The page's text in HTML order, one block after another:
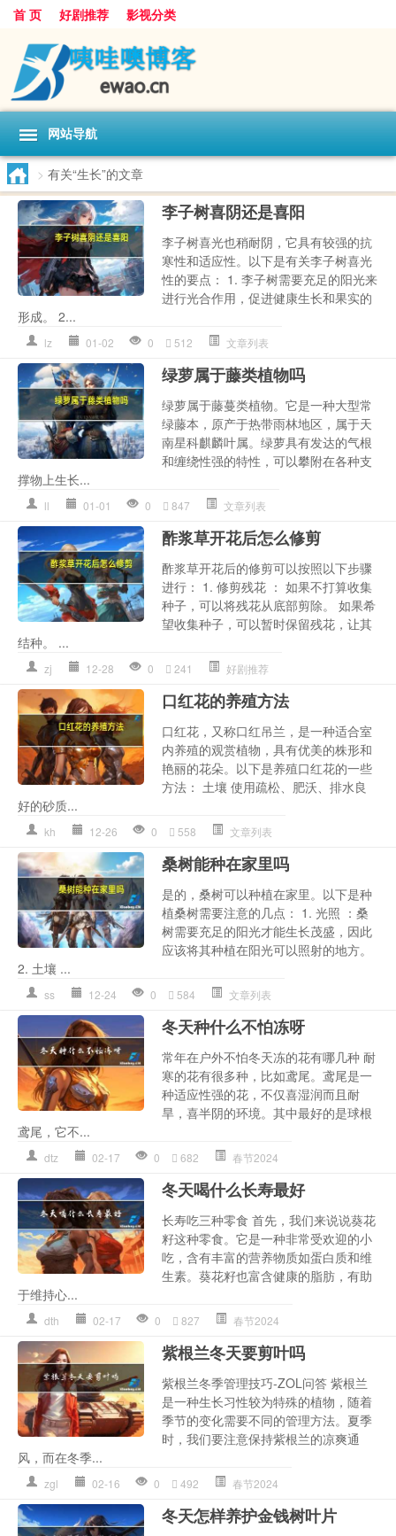
首 页 好剧推荐 影视分类
网站导航
> 有关“生长”的文章
李子树喜阴还是喜阳
李子树喜光也稍耐阴，它具有较强的抗
寒性和适应性。以下是有关李子树喜光
性的要点： 1. 李子树需要充足的阳光来
进行光合作用，促进健康生长和果实的
形成。 2...
lz 01-02 0 512 文章列表
绿萝属于藤类植物吗
绿萝属于藤蔓类植物。它是一种大型常
绿藤本，原产于热带雨林地区，属于天
南星科麒麟叶属。绿萝具有发达的气根
和缠绕性强的特性，可以攀附在各种支
撑物上生长...
ll 01-01 0 847 文章列表
酢浆草开花后怎么修剪
酢浆草开花后的修剪可以按照以下步骤
进行： 1. 修剪残花 ： 如果不打算收集
种子，可以将残花从底部剪除。 如果希
望收集种子，可以暂时保留残花，让其
结种。 ...
zj 12-28 0 241 好剧推荐
口红花的养殖方法
口红花，又称口红吊兰，是一种适合室
内养殖的观赏植物，具有优美的株形和
艳丽的花朵。以下是养殖口红花的一些
方法： 土壤 使用疏松、肥沃、排水良
好的砂质...
kh 12-26 0 558 文章列表
桑树能种在家里吗
是的，桑树可以种植在家里。以下是种
植桑树需要注意的几点： 1. 光照 ：桑
树需要充足的阳光才能生长茂盛，因此
应该将其种植在阳光可以照射的地方。
2. 土壤 ...
ss 12-24 0 584 文章列表
冬天种什么不怕冻呀
常年在户外不怕冬天冻的花有哪几种 耐
寒的花有很多种，比如鸢尾。鸢尾是一
种适应性强的花，不仅喜湿润而且耐
旱，喜半阴的环境。其中最好的是球根
鸢尾，它不...
dtz 02-17 0 682 春节2024
冬天喝什么长寿最好
长寿吃三种零食 首先，我们来说说葵花
籽这种零食。它是一种非常受欢迎的小
吃，含有丰富的营养物质如蛋白质和维
生素。葵花籽也富含健康的脂肪，有助
于维持心...
dth 02-17 0 827 春节2024
紫根兰冬天要剪叶吗
紫根兰冬季管理技巧-ZOL问答 紫根兰
是一种生长习性较为特殊的植物，随着
季节的变化需要不同的管理方法。夏季
时，我们要注意保持紫根兰的凉爽通
风，而在冬季...
zgl 02-16 0 492 春节2024
冬天怎样养护金钱树叶片